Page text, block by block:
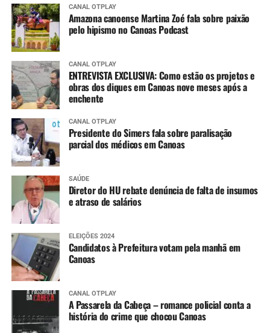
CANAL OTPLAY
Amazona canoense Martina Zoé fala sobre paixão
pelo hipismo no Canoas Podcast
CANAL OTPLAY
ENTREVISTA EXCLUSIVA: Como estão os projetos e
obras dos diques em Canoas nove meses após a
enchente
CANAL OTPLAY
Presidente do Simers fala sobre paralisação
parcial dos médicos em Canoas
SAÚDE
Diretor do HU rebate denúncia de falta de insumos
e atraso de salários
ELEIÇÕES 2024
Candidatos à Prefeitura votam pela manhã em
Canoas
CANAL OTPLAY
A Passarela da Cabeça – romance policial conta a
história do crime que chocou Canoas